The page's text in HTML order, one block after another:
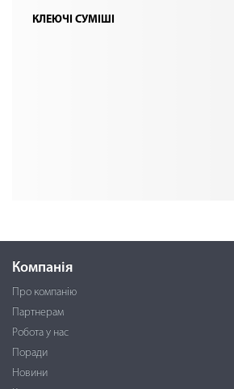
КЛЕЮЧІ СУМІШІ
Компанія
Про компанію
Партнерам
Робота у нас
Поради
Новини